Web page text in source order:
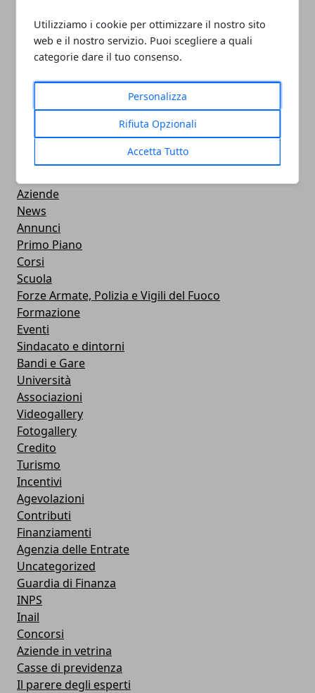
Utilizziamo i cookie per ottimizzare il nostro sito
web e il nostro servizio. Puoi scegliere a quali
categorie dare il tuo consenso.
Personalizza
Rifiuta Opzionali
Accetta Tutto
PULITORE COORDINATORE
05/11/2024
Aziende
News
Annunci
Primo Piano
Corsi
Scuola
Forze Armate, Polizia e Vigili del Fuoco
Formazione
Eventi
Sindacato e dintorni
Bandi e Gare
Università
Associazioni
Videogallery
Fotogallery
Credito
Turismo
Incentivi
Agevolazioni
Contributi
Finanziamenti
Agenzia delle Entrate
Uncategorized
Guardia di Finanza
INPS
Inail
Concorsi
Aziende in vetrina
Casse di previdenza
Il parere degli esperti